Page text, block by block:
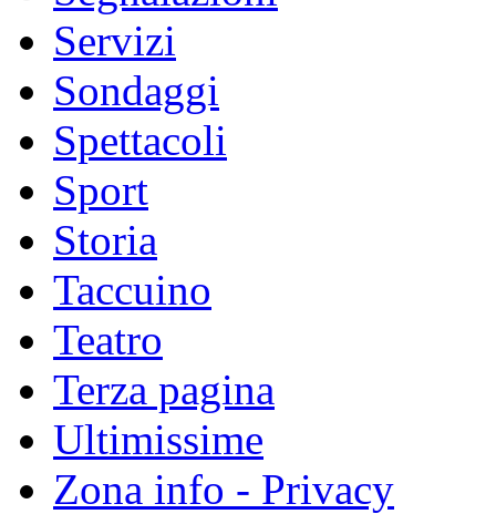
Servizi
Sondaggi
Spettacoli
Sport
Storia
Taccuino
Teatro
Terza pagina
Ultimissime
Zona info - Privacy